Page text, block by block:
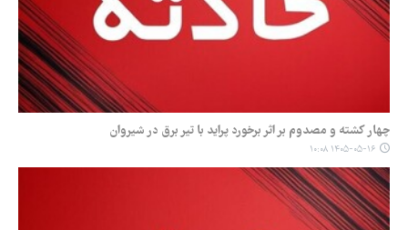
چهار کشته و مصدوم بر اثر برخورد پراید با تیر برق در شیروان
۱۴۰۵-۰۵-۱۶ ۱۰:۰۸